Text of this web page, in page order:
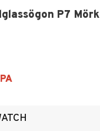
P7 Mörk